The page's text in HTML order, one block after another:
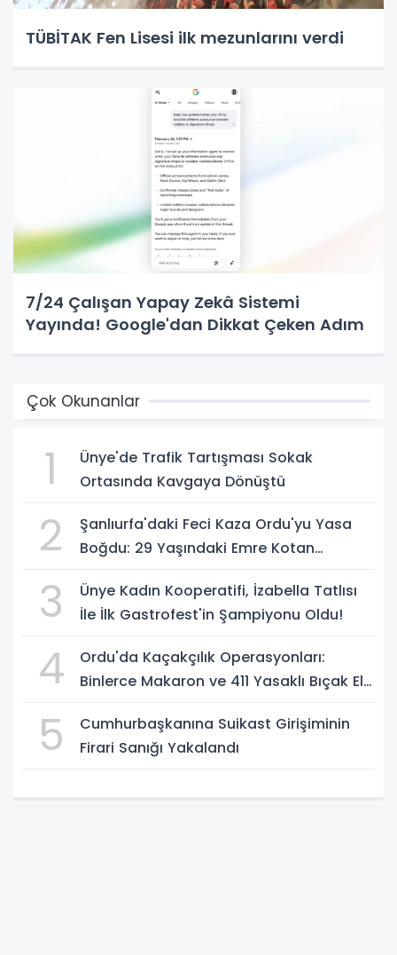
TÜBİTAK Fen Lisesi ilk mezunlarını verdi
7/24 Çalışan Yapay Zekâ Sistemi
Yayında! Google'dan Dikkat Çeken Adım
Çok Okunanlar
1
Ünye'de Trafik Tartışması Sokak
Ortasında Kavgaya Dönüştü
2
Şanlıurfa'daki Feci Kaza Ordu'yu Yasa
Boğdu: 29 Yaşındaki Emre Kotan
3
Ünye Kadın Kooperatifi, İzabella Tatlısı
İle İlk Gastrofest'in Şampiyonu Oldu!
4
Ordu'da Kaçakçılık Operasyonları:
Binlerce Makaron ve 411 Yasaklı Bıçak Ele
5
Cumhurbaşkanına Suikast Girişiminin
Firari Sanığı Yakalandı